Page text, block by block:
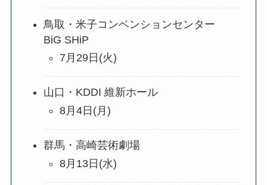
鳥取・米子コンベンションセンター
BiG SHiP
7月29日(火)
山口・KDDI 維新ホール
8月4日(月)
群馬・高崎芸術劇場
8月13日(水)